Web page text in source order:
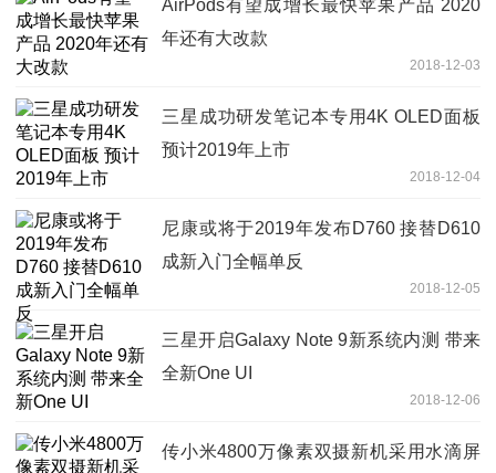
AirPods有望成增长最快苹果产品 2020
年还有大改款
2018-12-03
三星成功研发笔记本专用4K OLED面板
预计2019年上市
2018-12-04
尼康或将于2019年发布D760 接替D610
成新入门全幅单反
2018-12-05
三星开启Galaxy Note 9新系统内测 带来
全新One UI
2018-12-06
传小米4800万像素双摄新机采用水滴屏